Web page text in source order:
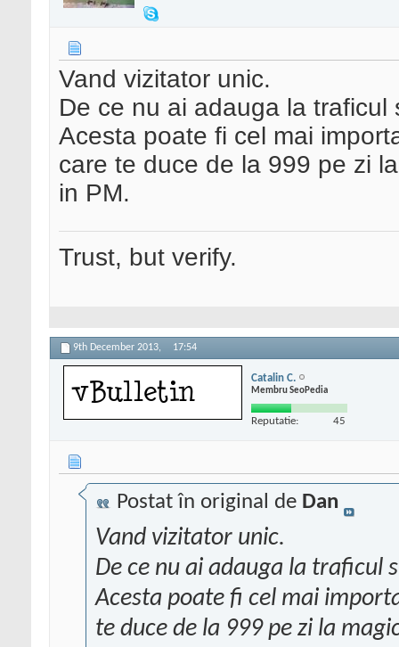
Vand vizitator unic.
De ce nu ai adauga la
Acesta poate fi cel mai
care te duce de la 999 pe zi
in PM.
Trust, but verify.
9th December 2013, 17:54
Catalin C.
Membru SeoPedia
Reputatie: 45
Postat în original de Dan
Vand vizitator unic.
De ce nu ai adauga la traficul
Acesta poate fi cel mai
te duce de la 999 pe zi la